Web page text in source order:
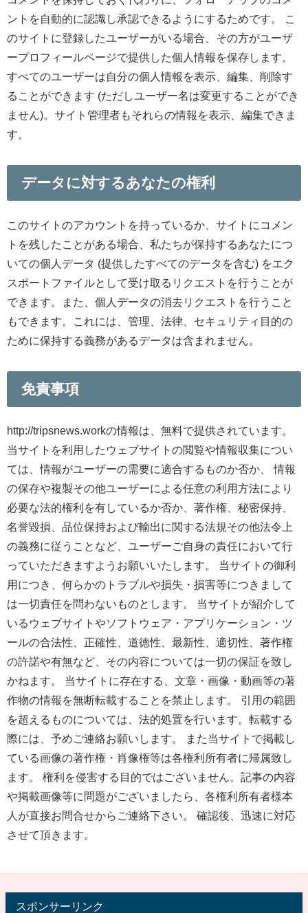
ントを自動的に認識し承認できるようにするためです。
こ
のサイトに登録したユーザーがいる場合、その方がユーザ
ープロフィールページで提供した個人情報を保存します。
すべてのユーザーは自分の個人情報を表示、編集、削除す
ることができます (ただしユーザー名は変更することができ
ません)。サイト管理者もそれらの情報を表示、編集できま
す。
データに対するあなたの権利
このサイトのアカウントを持っているか、サイトにコメン
トを残したことがある場合、私たちが保持するあなたにつ
いての個人データ (提供したすべてのデータを含む) をエク
スポートファイルとして受け取るリクエストを行うことが
できます。また、個人データの消去リクエストを行うこと
もできます。これには、管理、法律、セキュリティ目的の
ために保持する義務があるデータは含まれません。
免責事項
http://tripsnews.workの情報は、無料で提供されています。
当サイトを利用したウェブサイトの閲覧や情報収集につい
ては、情報がユーザーの需要に適合するものか否か、 情報
の保存や複製その他ユーザーによる任意の利用方法により
必要な法的権利を有しているか否か、著作権、秘密保持、
名誉毀損、品位保持および輸出に関する法規その他法令上
の義務に従うことなど、ユーザーご自身の責任において行
っていただきますようお願いいたします。 当サイトの御利
用につき、何らかのトラブルや損失・損害等につきまして
は一切責任を問わないものとします。 当サイトが紹介して
いるウェブサイトやソフトウェア・アプリケーション・ツ
ールの合法性、正確性、道徳性、最新性、適切性、著作権
の許諾や有無など、その内容については一切の保証を致し
かねます。 当サイトに存在する、文章・画像・動画等の著
作物の情報を無断転載することを禁止します。 引用の範囲
を超えるものについては、法的処置を行います。転載する
際には、予めご連絡お願いします。 また当サイトで掲載し
ている画像の著作権・肖像権等は各権利所有者に帰属致し
ます。 権利を侵害する目的ではございません。記事の内容
や掲載画像等に問題がございましたら、各権利所有者様本
人が直接お問合せからご連絡下さい。 確認後、迅速に対応
させて頂きます。
スポンサーリンク